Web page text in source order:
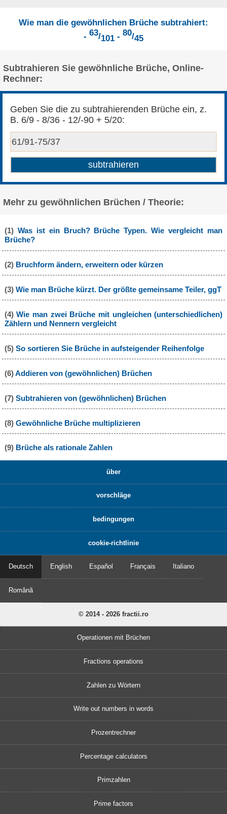
Wie man die gewöhnlichen Brüche subtrahiert:
- 63/101 - 80/45
Subtrahieren Sie gewöhnliche Brüche, Online-
Rechner:
Geben Sie die zu subtrahierenden Brüche ein, z.
B. 6/9 - 8/36 - 12/-90 + 5/20:
Mehr zu gewöhnlichen Brüchen / Theorie:
(1) Was ist ein Bruch? Brüche Typen. Wie vergleicht man
Brüche?
(2) Bruchform ändern, erweitern oder kürzen
(3) Wie man Brüche kürzt. Der größte gemeinsame Teiler, ggT
(4)Wie man zwei Brüche mit ungleichen (unterschiedlichen)
Zählern und Nennern vergleicht
(5) So sortieren Sie Brüche in aufsteigender Reihenfolge
(6)Addieren von (gewöhnlichen) Brüchen
(7) Subtrahieren von (gewöhnlichen) Brüchen
(8) Gewöhnliche Brüche multiplizieren
(9) Brüche als rationale Zahlen
über
vorschläge
bedingungen
cookie-richtlinie
Deutsch English Español Français Italiano
Română
© 2014 - 2026 fractii.ro
Operationen mit Brüchen
Fractions operations
Zahlen zu Wörtern
Write out numbers in words
Prozentrechner
Percentage calculators
Primzahlen
Prime factors